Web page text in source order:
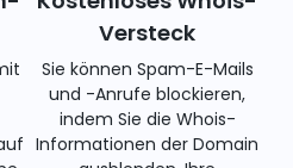
Versteck
Sie können Spam-E-Mails
und -Anrufe blockieren,
indem Sie die Whois-
Informationen der Domain